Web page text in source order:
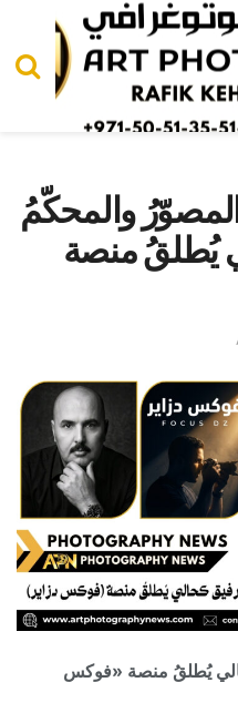
والمحكّمُ
يُطلقُ منصة
يُطلقُ منصة «فوكس